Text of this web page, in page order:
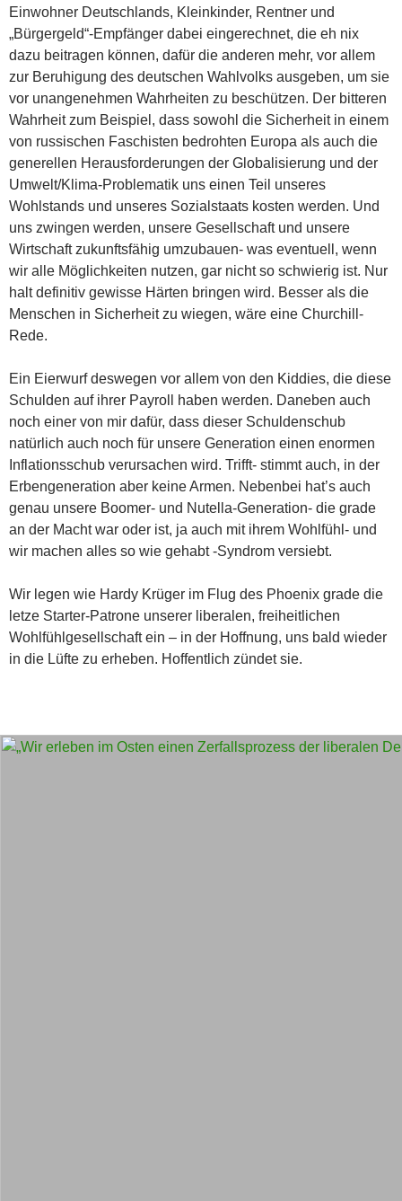
Einwohner Deutschlands, Kleinkinder, Rentner und
„Bürgergeld“-Empfänger dabei eingerechnet, die eh nix
dazu beitragen können, dafür die anderen mehr, vor allem
zur Beruhigung des deutschen Wahlvolks ausgeben, um sie
vor unangenehmen Wahrheiten zu beschützen. Der bitteren
Wahrheit zum Beispiel, dass sowohl die Sicherheit in einem
von russischen Faschisten bedrohten Europa als auch die
generellen Herausforderungen der Globalisierung und der
Umwelt/Klima-Problematik uns einen Teil unseres
Wohlstands und unseres Sozialstaats kosten werden. Und
uns zwingen werden, unsere Gesellschaft und unsere
Wirtschaft zukunftsfähig umzubauen- was eventuell, wenn
wir alle Möglichkeiten nutzen, gar nicht so schwierig ist. Nur
halt definitiv gewisse Härten bringen wird. Besser als die
Menschen in Sicherheit zu wiegen, wäre eine Churchill-
Rede.
Ein Eierwurf deswegen vor allem von den Kiddies, die diese
Schulden auf ihrer Payroll haben werden. Daneben auch
noch einer von mir dafür, dass dieser Schuldenschub
natürlich auch noch für unsere Generation einen enormen
Inflationsschub verursachen wird. Trifft- stimmt auch, in der
Erbengeneration aber keine Armen. Nebenbei hat’s auch
genau unsere Boomer- und Nutella-Generation- die grade
an der Macht war oder ist, ja auch mit ihrem Wohlfühl- und
wir machen alles so wie gehabt -Syndrom versiebt.
Wir legen wie Hardy Krüger im Flug des Phoenix grade die
letze Starter-Patrone unserer liberalen, freiheitlichen
Wohlfühlgesellschaft ein – in der Hoffnung, uns bald wieder
in die Lüfte zu erheben. Hoffentlich zündet sie.